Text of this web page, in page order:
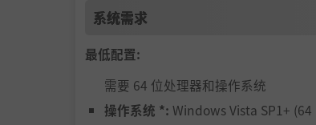
系统需求
最低配置:
需要 64 位处理器和操作系统
操作系统 *: Windows Vista SP1+